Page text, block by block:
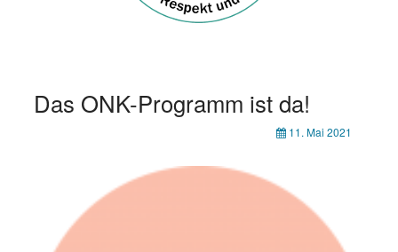
Das ONK-Programm ist da!
11. Mai 2021